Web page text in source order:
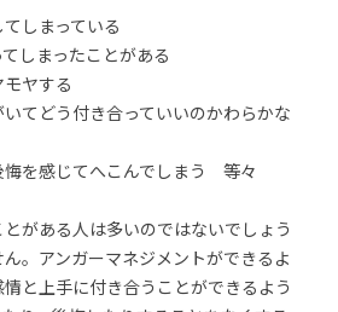
しまっている
しまったことがある
ヤする
てどう付き合っていいのかわらかな
悔を感じてへこんでしまう 等々
がある人は多いのではないでしょう
。アンガーマネジメントができるよ
と上手に付き合うことができるよう